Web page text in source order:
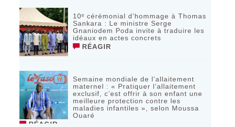
10ᵉ cérémonial d’hommage à Thomas
Sankara : Le ministre Serge
Gnaniodem Poda invite à traduire les
idéaux en actes concrets
RÉAGIR
Semaine mondiale de l’allaitement
maternel : « Pratiquer l’allaitement
exclusif, c’est offrir à son enfant une
meilleure protection contre les
maladies infantiles », selon Moussa
Ouaré
RÉAGIR